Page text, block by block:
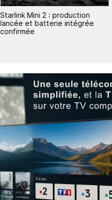
Starlink Mini 2 : production
lancée et batterie intégrée
confirmée